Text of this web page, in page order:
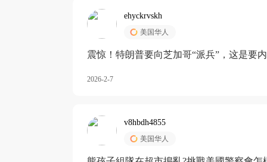
ehyckrvskh
美国华人
震惊！特朗普要向芝加哥“派兵”，这是要
2026-2-7
v8hbdh4855
美国华人